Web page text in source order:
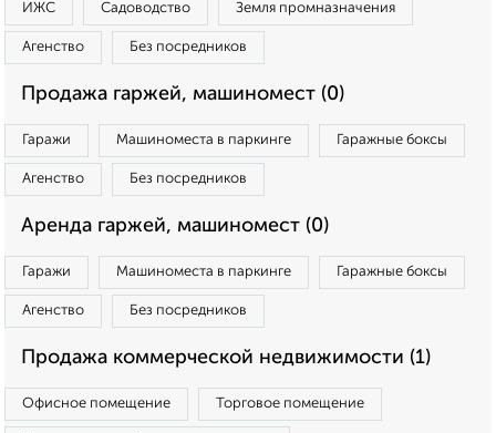
ИЖС Садоводство Земля промназначения
Агенство Без посредников
Продажа гаржей, машиномест (0)
Гаражи Машиноместа в паркинге Гаражные боксы
Агенство Без посредников
Аренда гаржей, машиномест (0)
Гаражи Машиноместа в паркинге Гаражные боксы
Агенство Без посредников
Продажа коммерческой недвижимости (1)
Офисное помещение Торговое помещение